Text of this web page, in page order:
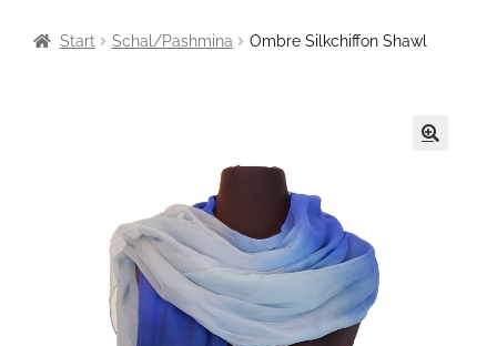
Start Schal/Pashmina Ombre Silkchiffon Shawl